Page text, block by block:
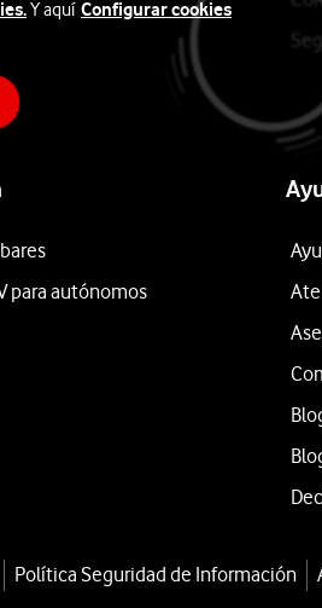
para autónomos
Política Seguridad de Información
Y aquí Configurar cookies